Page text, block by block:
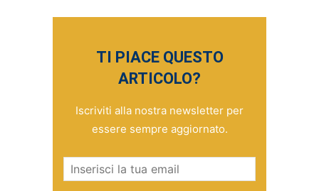
TI PIACE QUESTO
ARTICOLO?
Iscriviti alla nostra newsletter per
essere sempre aggiornato.